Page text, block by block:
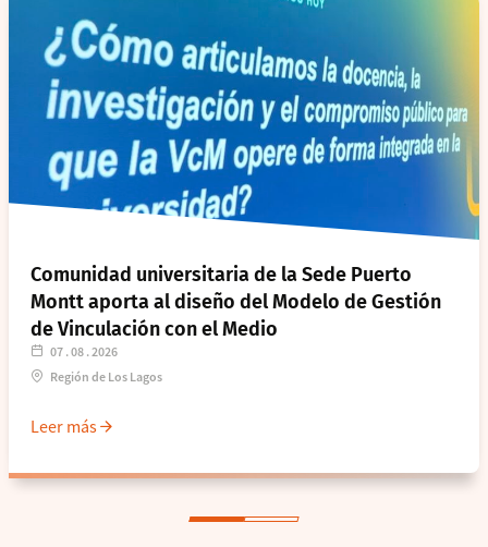
07 . 08 . 2026
Región de Los Lagos
Comunidad universitaria de la Sede Puerto
Montt aporta al diseño del Modelo de Gestión
de Vinculación con el Medio
Leer más